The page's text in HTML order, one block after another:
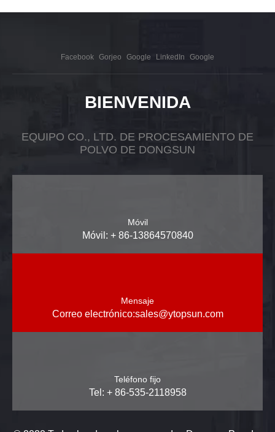
Facebook Gorjeo Google LinkedIn Google
BIENVENIDA
EQUIPO CO., LTD. DE PROCESAMIENTO DE
POLVO DE DONGSUN
Móvil
Móvil: + 86-13864570840
Mensaje
Correo electrónico:sales@ytopsun.com
Teléfono fijo
Tel: + 86-535-2118958